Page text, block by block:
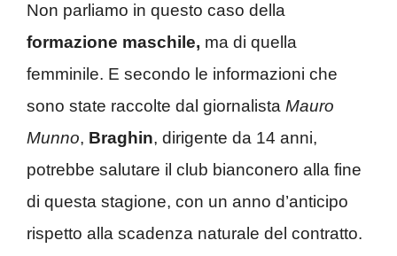
Non parliamo in questo caso della
formazione maschile, ma di quella
femminile. E secondo le informazioni che
sono state raccolte dal giornalista Mauro
Munno, Braghin, dirigente da 14 anni,
potrebbe salutare il club bianconero alla fine
di questa stagione, con un anno d’anticipo
rispetto alla scadenza naturale del contratto.